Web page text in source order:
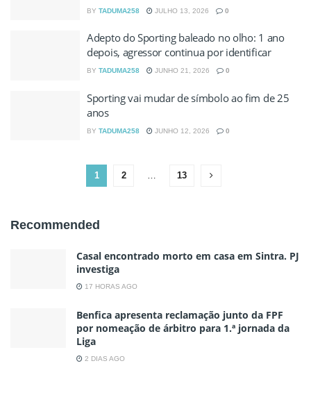
BY TADUMA258 JULHO 13, 2026 0
Adepto do Sporting baleado no olho: 1 ano
depois, agressor continua por identificar
BY TADUMA258 JUNHO 21, 2026 0
Sporting vai mudar de símbolo ao fim de 25
anos
BY TADUMA258 JUNHO 12, 2026 0
1 2 … 13
Recommended
Casal encontrado morto em casa em Sintra. PJ
investiga
17 HORAS AGO
Benfica apresenta reclamação junto da FPF
por nomeação de árbitro para 1.ª jornada da
Liga
2 DIAS AGO